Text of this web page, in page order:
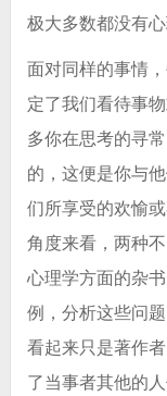
极大多数都没有心
面对同样的事情
定了我们看待事
多你在思考的寻
的，这便是你与
们所享受的欢愉
角度来看，两种
心理学方面的杂
例，分析这些问
看起来只是著作
了当事者其他的